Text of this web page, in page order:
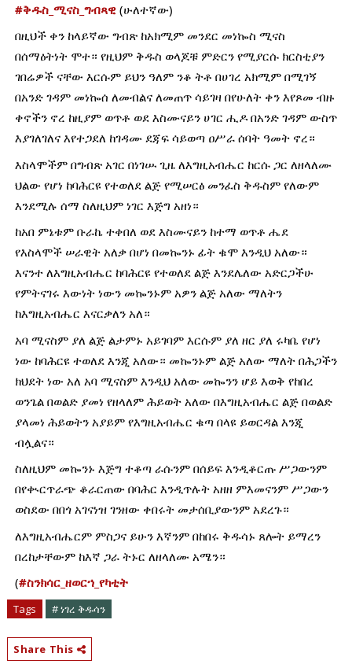
#ቅዱስ_ሚናስ_ግብጻዊ (ሁለተኛው)
በዚህች ቀን ከላይኛው ግብጽ ከአክሚም መንደር መነኰስ ሚናስ
በሰማዕትነት ሞተ። የዚህም ቅዱስ ወላጆቹ ምድርን የሚያርሱ ክርስቲያን
ገበሬዎች ናቸው እርሱም ይህን ዓለም ንቆ ትቶ በሀገረ አክሚም በሚገኝ
በአንድ ገዳም መነኰሰ ለመብልና ለመጠጥ ሳይገዛ በየሁለት ቀን እየጾመ ብዙ
ቀኖችን ኖረ ከዚያም ወጥቶ ወደ እስሙናይን ሀገር ሒዶ በአንድ ገዳም ውስጥ
እያገለገለና እየተጋደለ ከገዳሙ ደጃፍ ሳይወጣ ዐሥራ ሰባት ዓመት ኖረ።
እስላሞችም በግብጽ አገር በነገሡ ጊዜ ለእግዚአብሔር ከርሱ ጋር ለዘላለሙ
ህልው የሆነ ከባሕርዩ የተወለደ ልጅ የሚሠርፅ መንፈስ ቅዱስም የለውም
እንደሚሉ ሰማ ስለዚህም ነገር እጅግ አዘነ።
ከአበ ምኔቱም ቡራኬ ተቀበለ ወደ እስሙናይን ከተማ ወጥቶ ሔደ
የእስላሞች ሠራዊት አለቃ በሆነ በመኰንኑ ፊት ቁሞ እንዲህ አለው።
እናንተ ለእግዚአብሔር ከባሕርዩ የተወለደ ልጅ እንደሌለው አድርጋችሁ
የምትናገሩ እውነት ነውን መኰንኑም አዎን ልጅ አለው ማለትን
ከእግዚአብሔር እናርቃለን አለ።
አባ ሚናስም ያለ ልጅ ልታምኑ አይገባም እርሱም ያለ ዘር ያለ ሩካቤ የሆነ
ነው ከባሕርዩ ተወለደ እንጂ አለው። መኰንኑም ልጅ አለው ማለት በሕጋችን
ክህደት ነው አለ አባ ሚናስም እንዲህ አለው መኰንን ሆይ እወቅ የከበረ
ወንጌል በወልድ ያመነ የዘላለም ሕይወት አለው በእግዚአብሔር ልጅ በወልድ
ያላመነ ሕይወትን አያይም የእግዚአብሔር ቁጣ በላዩ ይወርዳል እንጂ
ብሏልና።
ስለዚህም መኰንኑ እጅግ ተቆጣ ራሱንም በሰይፍ እንዲቆርጡ ሥጋውንም
በየቊርጥራጭ ቆራርጠው በባሕር እንዲጥሉት አዘዘ ምእመናንም ሥጋውን
ወስደው በበጎ አገናነዝ ገንዘው ቀበሩት መታሰቢያውንም አደረጉ።
ለእግዚአብሔርም ምስጋና ይሁን እኛንም በከበሩ ቅዱሳኑ ጸሎት ይማረን
በረከታቸውም ከእኛ ጋራ ትኑር ለዘላለሙ አሜን።
(#ስንክሳር_ዘወርኀ_የካቲት
Tags # ነገረ ቅዱሳን
Share This